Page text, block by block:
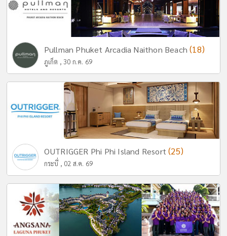
Pullman Phuket Arcadia Naithon Beach(18)
ภูเก็ต , 30 ก.ค. 69
OUTRIGGER Phi Phi Island Resort(25)
กระบี่ , 02 ส.ค. 69